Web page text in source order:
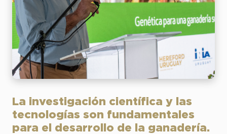
La investigación científica y las
tecnologías son fundamentales
para el desarrollo de la ganadería.